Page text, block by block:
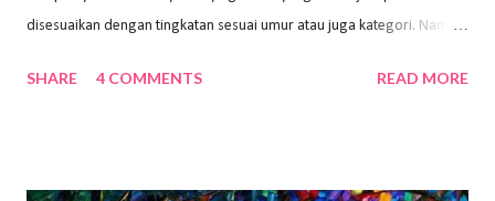
disesuaikan dengan tingkatan sesuai umur atau juga kategori. Namun,
sehingga hasilnya bisa dilihat. Peran alat dan bahan sangat
SHARE 4 COMMENTS READ MORE